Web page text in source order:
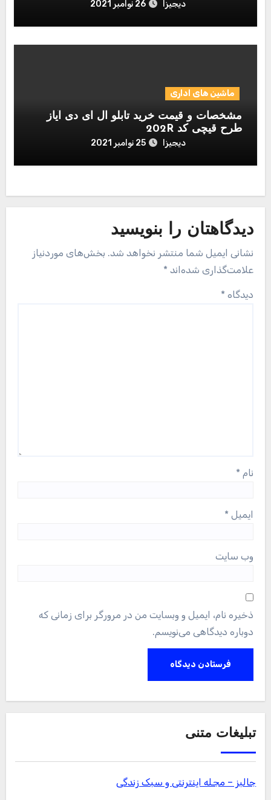
دیجیزا 26 نوامبر 2021
ماشین های اداری
مشخصات و قیمت خرید تابلو ال ای دی آیاز
طرح قیچی کد 202R
دیجیزا 25 نوامبر 2021
دیدگاهتان را بنویسید
نشانی ایمیل شما منتشر نخواهد شد. بخش‌های موردنیاز
علامت‌گذاری شده‌اند *
دیدگاه *
نام *
ایمیل *
وب‌ سایت
ذخیره نام، ایمیل و وبسایت من در مرورگر برای زمانی که
دوباره دیدگاهی می‌نویسم.
تبلیغات متنی
جالبز – مجله اینترنتی و سبک زندگی